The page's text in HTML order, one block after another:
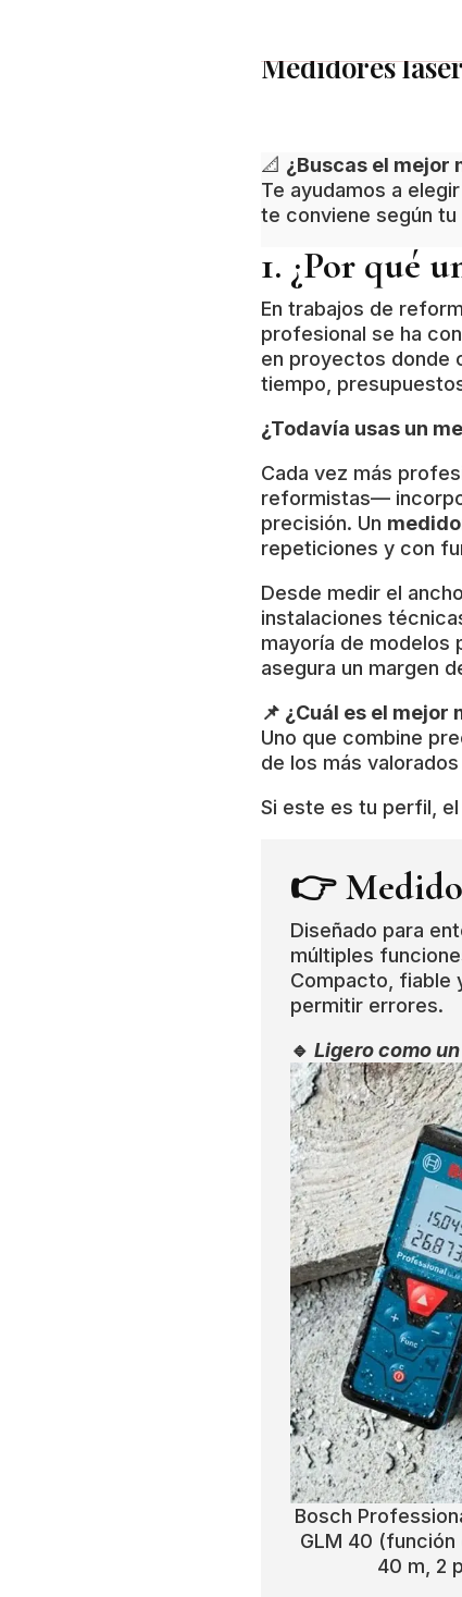
Medidores
📐 ¿Buscas el mejor
Te ayudamos a
te conviene según
1. ¿Por qué
En trabajos de
profesional se ha
en proyectos donde
tiempo,
¿Todavía usas un
Cada vez más
reformistas—
precisión. Un
repeticiones y con
Desde medir el
instalaciones
mayoría de modelos
asegura un margen
📌 ¿Cuál es el
Uno que combine
de los más
Si este es tu perfil,
👉
Diseñado para
múltiples
Compacto, fiable
permitir errores.
🔹 Ligero como
Bosch
GLM 40
40 m, 2